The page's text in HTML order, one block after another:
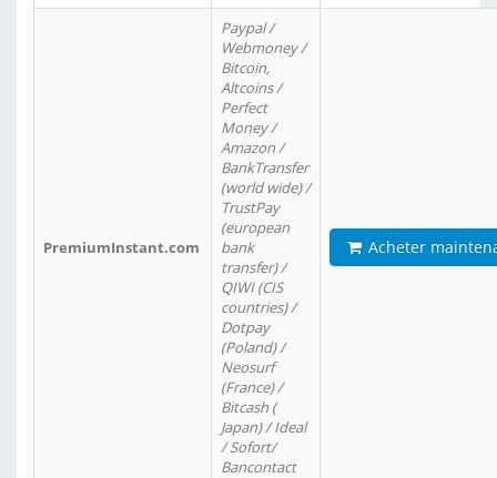
PremiumInstant.com
Paypal /
Webmoney /
Bitcoin,
Altcoins /
Perfect
Money /
Amazon /
BankTransfer
(world wide) /
TrustPay
(european
bank
transfer) /
QIWI (CIS
countries) /
Dotpay
(Poland) /
Neosurf
(France) /
Bitcash (
Japan) / Ideal
/ Sofort/
Bancontact
Acheter